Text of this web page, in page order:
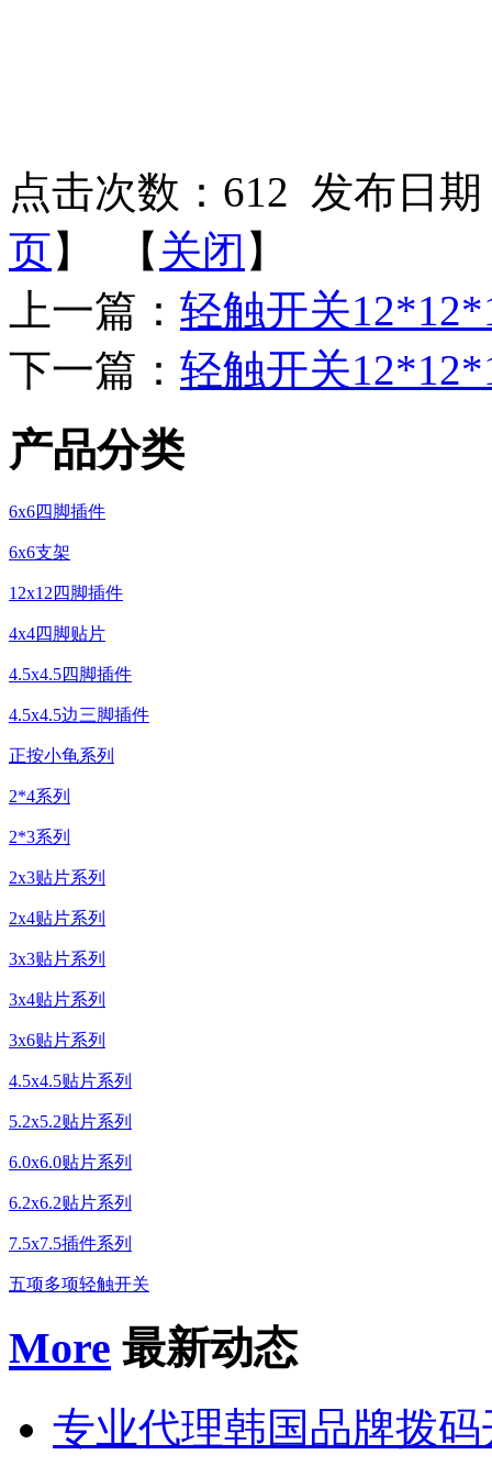
点击次数： 612 发布日
页】 【 关闭 】
上一篇： 轻触开关
下一篇： 轻触开关
产品分类
6x6四脚插件
6x6支架
12x12四脚插件
4x4四脚贴片
4.5x4.5四脚插件
4.5x4.5边三脚插件
正按小龟系列
2*4系列
2*3系列
2x3贴片系列
2x4贴片系列
3x3贴片系列
3x4贴片系列
3x6贴片系列
4.5x4.5贴片系列
5.2x5.2贴片系列
6.0x6.0贴片系列
6.2x6.2贴片系列
7.5x7.5插件系列
五项多项轻触开关
More 最新动态
专业代理韩国品牌拨